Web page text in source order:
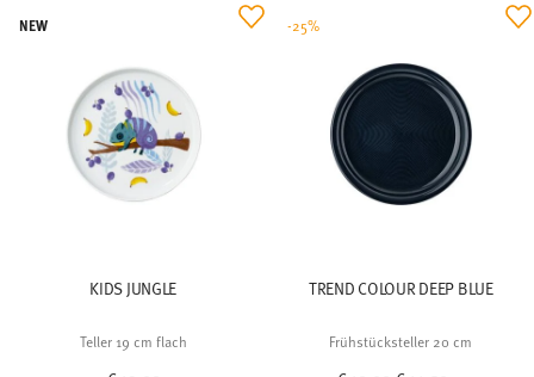
KIDS JUNGLE
Teller 19 cm flach
NEW
TREND COLOUR DEEP BLUE
Frühstücksteller 20 cm
Price reduced from
-25%